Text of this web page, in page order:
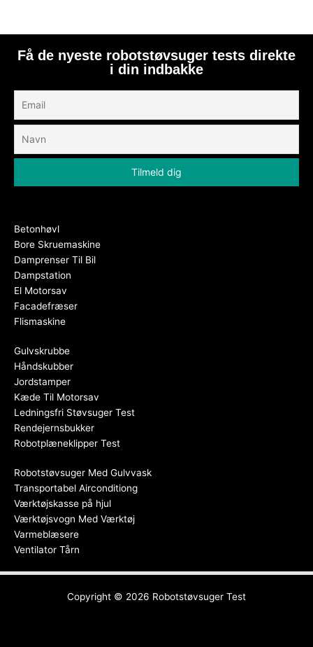
Få de nyeste robotstøvsuger tests direkte
i din indbakke
Betonhøvl
Bore Skruemaskine
Damprenser Til Bil
Dampstation
El Motorsav
Facadefræser
Flismaskine
Gulvskrubbe
Håndskubber
Jordstamper
Kæde Til Motorsav
Ledningsfri Støvsuger Test
Rendejernsbukker
Robotplæneklipper Test
Robotstøvsuger Med Gulvvask
Transportabel Airconditiong
Værktøjskasse på hjul
Værktøjsvogn Med Værktøj
Varmeblæsere
Ventilator Tårn
Copyright © 2026 Robotstøvsuger Test